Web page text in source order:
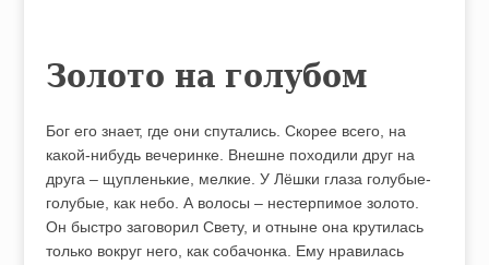
Золото на голубом
Бог его знает, где они спутались. Скорее всего, на
какой-нибудь вечеринке. Внешне походили друг на
друга – щупленькие, мелкие. У Лёшки глаза голубые-
голубые, как небо. А волосы – нестерпимое золото.
Он быстро заговорил Свету, и отныне она крутилась
только вокруг него, как собачонка. Ему нравилась